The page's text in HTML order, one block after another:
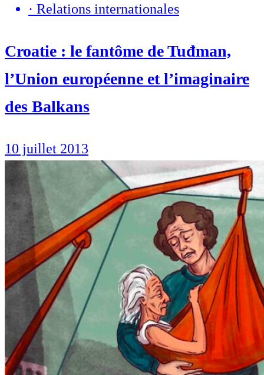
· Relations internationales
Croatie : le fantôme de Tuđman,
l’Union européenne et l’imaginaire
des Balkans
10 juillet 2013